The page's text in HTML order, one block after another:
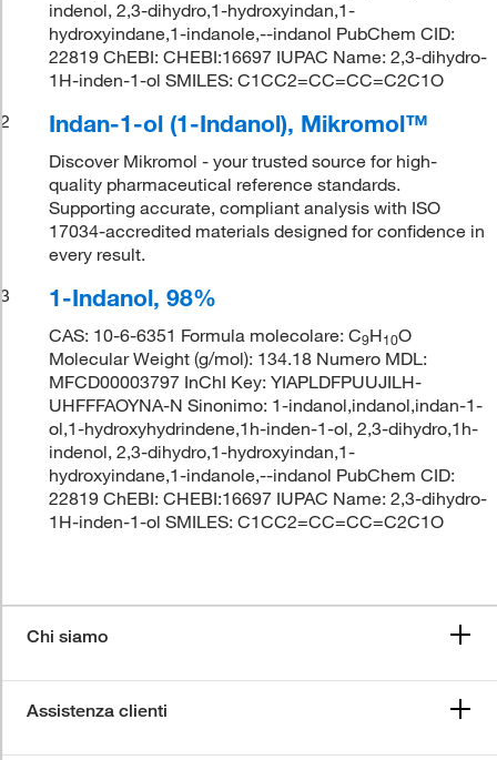
indenol, 2,3-dihydro,1-hydroxyindan,1-
hydroxyindane,1-indanole,--indanol PubChem CID:
22819 ChEBI: CHEBI:16697 IUPAC Name: 2,3-dihydro-
1H-inden-1-ol SMILES: C1CC2=CC=CC=C2C1O
2
Indan-1-ol (1-Indanol), Mikromol™
Discover Mikromol - your trusted source for high-
quality pharmaceutical reference standards.
Supporting accurate, compliant analysis with ISO
17034-accredited materials designed for confidence in
every result.
3
1-Indanol, 98%
CAS: 10-6-6351 Formula molecolare: C9H10O
Molecular Weight (g/mol): 134.18 Numero MDL:
MFCD00003797 InChI Key: YIAPLDFPUUJILH-
UHFFFAOYNA-N Sinonimo: 1-indanol,indanol,indan-1-
ol,1-hydroxyhydrindene,1h-inden-1-ol, 2,3-dihydro,1h-
indenol, 2,3-dihydro,1-hydroxyindan,1-
hydroxyindane,1-indanole,--indanol PubChem CID:
22819 ChEBI: CHEBI:16697 IUPAC Name: 2,3-dihydro-
1H-inden-1-ol SMILES: C1CC2=CC=CC=C2C1O
Chi siamo
Assistenza clienti